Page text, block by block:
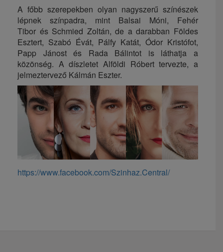
A főbb szerepekben olyan nagyszerű színészek
lépnek színpadra, mint Balsai Móni, Fehér
Tibor és Schmied Zoltán, de a darabban Földes
Esztert, Szabó Évát, Pálfy Katát, Ódor Kristófot,
Papp Jánost és Rada Bálintot is láthatja a
közönség. A díszletet Alföldi Róbert tervezte, a
jelmeztervező Kálmán Eszter.
https://www.facebook.com/Szinhaz.Central/